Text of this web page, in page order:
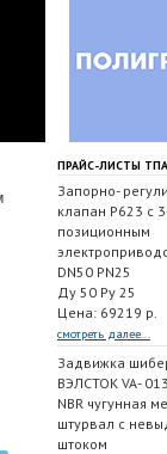
ПРАЙС-ЛИСТЫ ТПА
Запорно-
клапан Р623 с
позиционным
DN50 PN25
Ду 50 Ру 25
Цена: 69219 р.
смотреть далее...
Задвижка
ВЭЛСТОК VA-
NBR чугунная
штурвал с
штоком